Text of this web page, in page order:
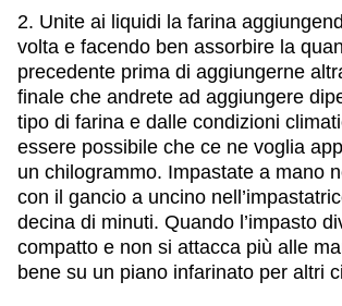
2. Unite ai liquidi la farina
volta e facendo ben assorbire la
precedente prima di aggiungerne
finale che andrete ad aggiungere
tipo di farina e dalle condizioni
essere possibile che ce ne voglia
un chilogrammo. Impastate a mano
con il gancio a uncino
decina di minuti. Quando l’impasto
compatto e non si attacca più alle
bene su un piano infarinato per altri